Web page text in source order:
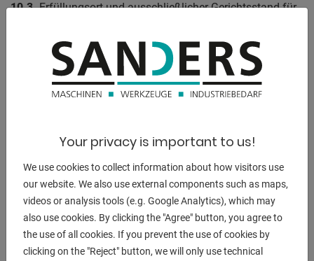
10.3.Erfüllungsort und ausschließlicher Gerichtsstand für
ergebende Streitigkeiten ist, soweit der Vertragspartner
Kaufmann ist, juristische Personen des öffentlichen Rechts
oder öffentlich rechtliches Sondervermögen bzw.
juristische Personen des Privatrechts. Für Ansprüche die
Zuständigkeit der Landgerichte unterfallen das Landgericht
Osnabrück. Der Verkäufer ist jedoch auch berechtigt, den
Vertragspartner an seinem Gerichtsstand zu Verklagen.
Allgemeine Geschäftsbedingungen für Verkäufe im
Your privacy is important to us!
We use cookies to collect information about how visitors use
our website. We also use external components such as maps,
videos or analysis tools (e.g. Google Analytics), which may
also use cookies. By clicking the "Agree" button, you agree to
the use of all cookies. If you prevent the use of cookies by
clicking on the "Reject" button, we will only use technical